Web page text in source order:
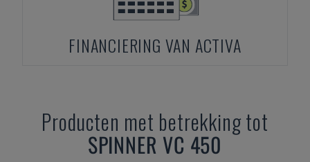
FINANCIERING VAN ACTIVA
Producten met betrekking tot
SPINNER VC 450